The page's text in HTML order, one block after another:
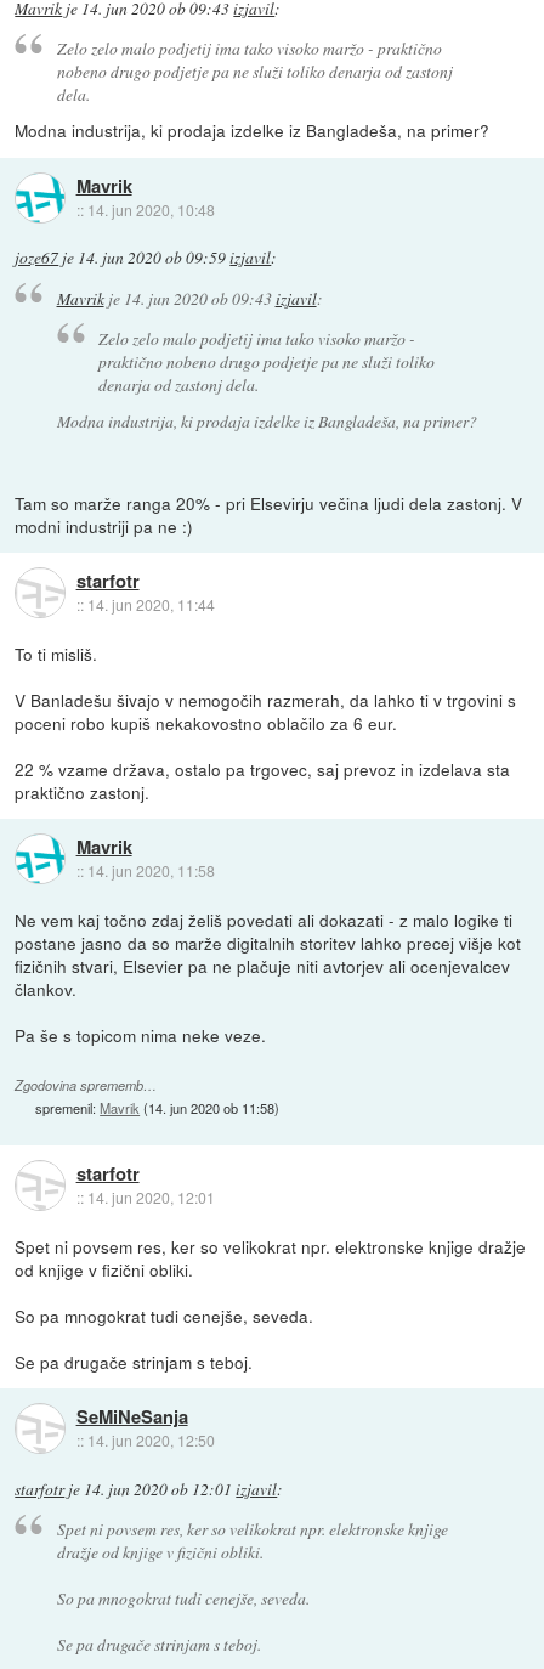
Mavrik je 14. jun 2020 ob 09:43izjavil:
Zelo zelo malo podjetij ima tako visoko maržo - praktično
nobeno drugo podjetje pa ne služi toliko denarja od zastonj
dela.
Modna industrija, ki prodaja izdelke iz Bangladeša, na primer?
Mavrik
:: 14. jun 2020, 10:48
joze67 je 14. jun 2020 ob 09:59izjavil:
Mavrikje 14. jun 2020 ob 09:43izjavil:
Zelo zelo malo podjetij ima tako visoko maržo -
praktično nobeno drugo podjetje pa ne služi toliko
denarja od zastonj dela.
Modna industrija, ki prodaja izdelke iz Bangladeša, na primer?
Tam so marže ranga 20% - pri Elsevirju večina ljudi dela zastonj. V
modni industriji pa ne :)
starfotr
:: 14. jun 2020, 11:44
To ti misliš.
V Banladešu šivajo v nemogočih razmerah, da lahko ti v trgovini s
poceni robo kupiš nekakovostno oblačilo za 6 eur.
22 % vzame država, ostalo pa trgovec, saj prevoz in izdelava sta
praktično zastonj.
Mavrik
:: 14. jun 2020, 11:58
Ne vem kaj točno zdaj želiš povedati ali dokazati - z malo logike ti
postane jasno da so marže digitalnih storitev lahko precej višje kot
fizičnih stvari, Elsevier pa ne plačuje niti avtorjev ali ocenjevalcev
člankov.
Pa še s topicom nima neke veze.
Zgodovina sprememb…
spremenil:Mavrik (14. jun 2020 ob 11:58)
starfotr
:: 14. jun 2020, 12:01
Spet ni povsem res, ker so velikokrat npr. elektronske knjige dražje
od knjige v fizični obliki.
So pa mnogokrat tudi cenejše, seveda.
Se pa drugače strinjam s teboj.
SeMiNeSanja
:: 14. jun 2020, 12:50
starfotrje 14. jun 2020 ob 12:01 izjavil:
Spet ni povsem res, ker so velikokrat npr. elektronske knjige
dražje od knjige v fizični obliki.
So pa mnogokrat tudi cenejše, seveda.
Se pa drugače strinjam s teboj.